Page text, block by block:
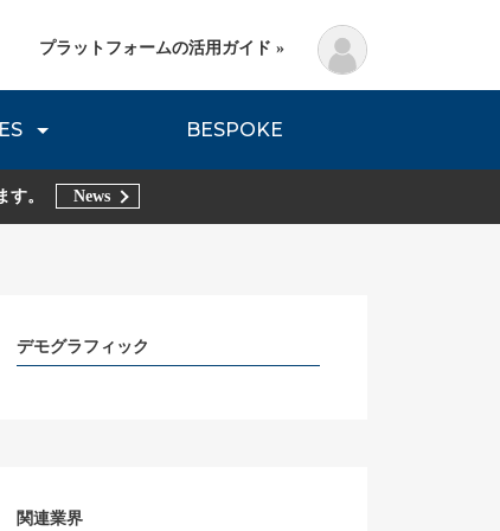
REPORT TRIBE REPORTS
Method
BESPOKE
プラットフォームの活用ガイド »
。 News
デモグラフィック
関連業界